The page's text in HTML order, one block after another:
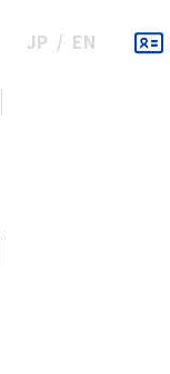
JP EN